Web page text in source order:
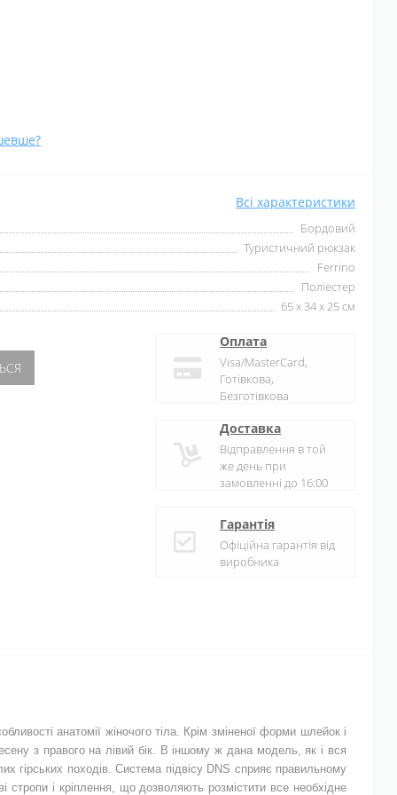
Всі характеристики
Бордовий
Туристичний рюкзак
Ferrino
Поліестер
65 х 34 х 25 см
Оплата
Visa/MasterCard,
Готівкова,
Безготівкова
Доставка
Відправлення в той
же день при
замовленні до 16:00
Гарантія
Офіційна гарантія від
виробника
анатомії жіночого тіла. Крім зміненої форми шлейок і
з правого на лівий бік. В іншому ж дана модель, як і вся
гірських походів. Система підвісу DNS сприяє правильному
стропи і кріплення, що дозволяють розмістити все необхідне